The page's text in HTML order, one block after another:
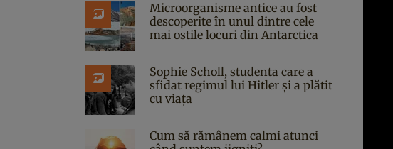
Microorganisme antice au fost
descoperite în unul dintre cele
mai ostile locuri din Antarctica
Sophie Scholl, studenta care a
sfidat regimul lui Hitler și a plătit
cu viața
Cum să rămânem calmi atunci